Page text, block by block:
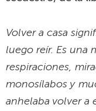
porque sé lo
están viviendo».
La inseguridad